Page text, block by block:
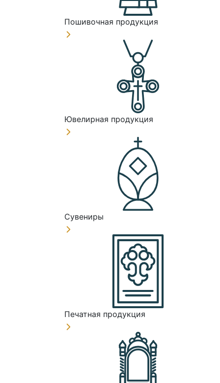
Пошивочная продукция
Ювелирная продукция
Сувениры
Печатная продукция